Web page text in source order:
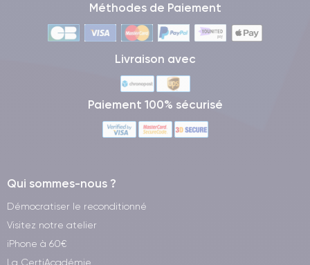
Méthodes de Paiement
Livraison avec
Paiement 100% sécurisé
Qui sommes-nous ?
Démocratiser le reconditionné
Visitez notre atelier
iPhone à 60€
La CertiAcadémie